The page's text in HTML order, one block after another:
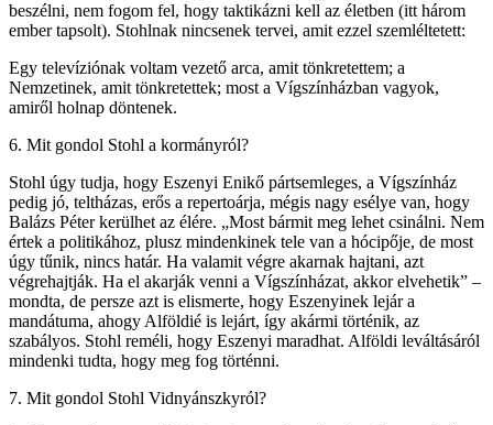
beszélni, nem fogom fel, hogy taktikázni kell az életben (itt három
ember tapsolt). Stohlnak nincsenek tervei, amit ezzel szemléltetett:
Egy televíziónak voltam vezető arca, amit tönkretettem; a
Nemzetinek, amit tönkretettek; most a Vígszínházban vagyok,
amiről holnap döntenek.
6. Mit gondol Stohl a kormányról?
Stohl úgy tudja, hogy Eszenyi Enikő pártsemleges, a Vígszínház
pedig jó, teltházas, erős a repertoárja, mégis nagy esélye van, hogy
Balázs Péter kerülhet az élére. „Most bármit meg lehet csinálni. Nem
értek a politikához, plusz mindenkinek tele van a hócipője, de most
úgy tűnik, nincs határ. Ha valamit végre akarnak hajtani, azt
végrehajtják. Ha el akarják venni a Vígszínházat, akkor elvehetik” –
mondta, de persze azt is elismerte, hogy Eszenyinek lejár a
mandátuma, ahogy Alföldié is lejárt, így akármi történik, az
szabályos. Stohl reméli, hogy Eszenyi maradhat. Alföldi leváltásáról
mindenki tudta, hogy meg fog történni.
7. Mit gondol Stohl Vidnyánszkyról?